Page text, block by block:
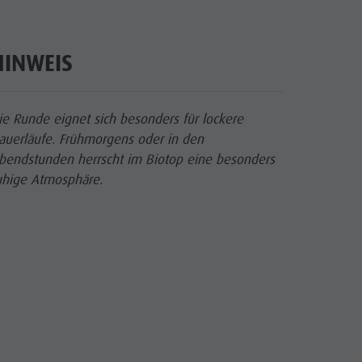
Runde eignet sich besonders für lockere
Frühmorgens oder in den
herrscht im Biotop eine besonders
Atmosphäre.